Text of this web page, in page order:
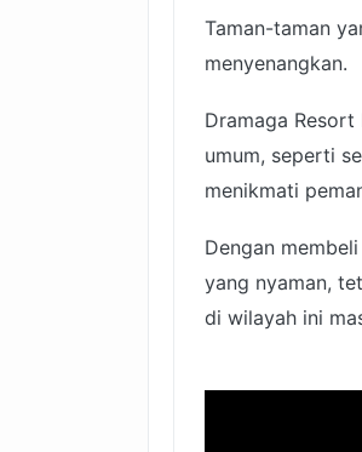
Taman-taman
menyenangkan.
Dramaga
umum, seperti
menikmati
Dengan
yang nyaman,
di wilayah ini